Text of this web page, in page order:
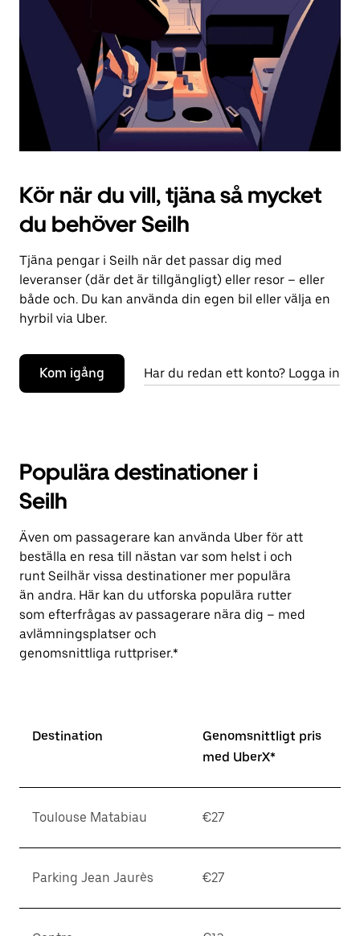
kalendern.
Kör när du vill, tjäna så mycket
du behöver Seilh
Tjäna pengar i Seilh när det passar dig med
leveranser (där det är tillgängligt) eller resor – eller
både och. Du kan använda din egen bil eller välja en
hyrbil via Uber.
Kom igång Har du redan ett konto? Logga in
Populära destinationer i
Seilh
Även om passagerare kan använda Uber för att
beställa en resa till nästan var som helst i och
runt Seilhär vissa destinationer mer populära
än andra. Här kan du utforska populära rutter
som efterfrågas av passagerare nära dig – med
avlämningsplatser och
genomsnittliga ruttpriser.*
Destination
Genomsnittligt pris
med UberX*
Toulouse Matabiau €27
Parking Jean Jaurès €27